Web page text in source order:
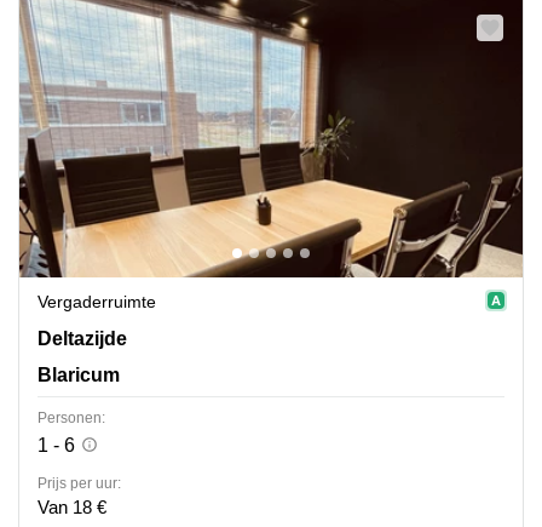
Vergaderruimte
Deltazijde 20b, Blaricum
Deltazijde
Blaricum
Personen:
1 - 6
Prijs per uur:
Van 18 €